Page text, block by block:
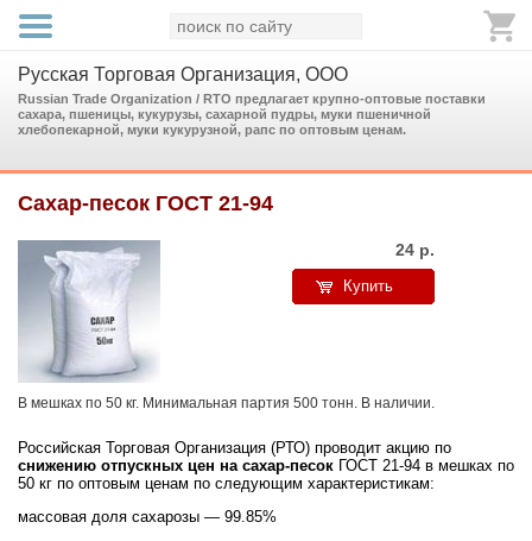
Русская Торговая Организация, ООО
Russian Trade Organization / RTO предлагает крупно-оптовые поставки
сахара, пшеницы, кукурузы, сахарной пудры, муки пшеничной
хлебопекарной, муки кукурузной, рапс по оптовым ценам.
Сахар-песок ГОСТ 21-94
24 р.
Купить
В мешках по 50 кг. Минимальная партия 500 тонн. В наличии.
Российская Торговая Организация (РТО) проводит акцию по
снижению отпускных цен на сахар-песок ГОСТ 21-94 в мешках по
50 кг по оптовым ценам по следующим характеристикам:
массовая доля сахарозы — 99.85%